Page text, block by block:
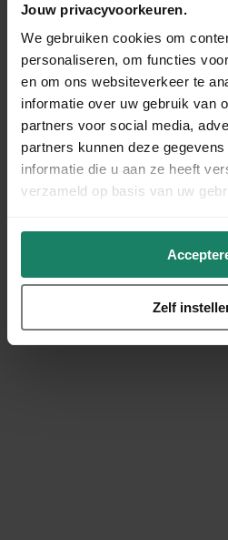
Jouw privacyvoorkeuren.
We gebruiken cookies om
personaliseren, om functies
en om ons websiteverkeer te
informatie over uw gebruik van
partners voor social media,
partners kunnen deze
informatie die u aan ze heeft
verzameld op basis van uw
Zelf